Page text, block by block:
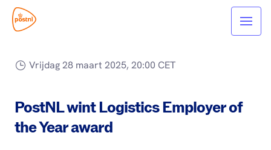
Vrijdag 28 maart 2025, 20:00 CET
PostNL wint Logistics Employer of
the Year award